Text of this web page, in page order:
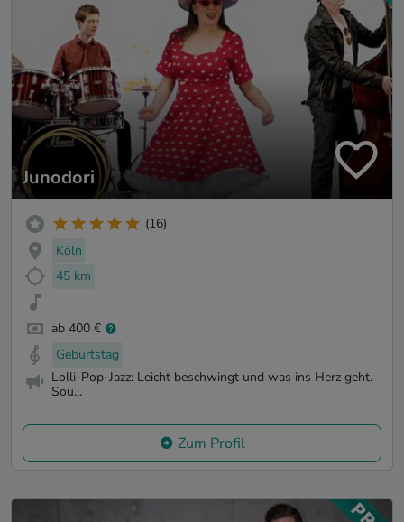
Junodori
(16)
Köln
45 km
ab 400 €
Geburtstag
Lolli-Pop-Jazz: Leicht beschwingt und was ins Herz geht.
Sou...
Zum Profil